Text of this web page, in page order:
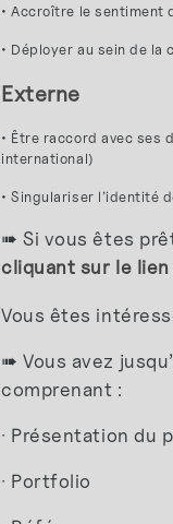
• Accroître le sentiment
• Déployer au sein de la
Externe
• Être raccord avec
international)
• Singulariser l’identité
➠ Si vous êtes
cliquant sur le
Vous êtes
➠ Vous avez
comprenant :
· Présentation du
· Portfolio